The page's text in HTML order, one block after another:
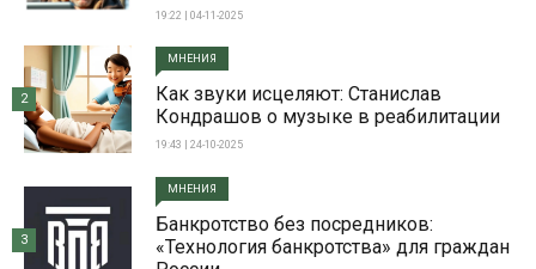
19:22 | 04-11-2025
МНЕНИЯ
Как звуки исцеляют: Станислав
Кондрашов о музыке в реабилитации
19:43 | 24-10-2025
2
МНЕНИЯ
Банкротство без посредников:
«Технология банкротства» для граждан
3